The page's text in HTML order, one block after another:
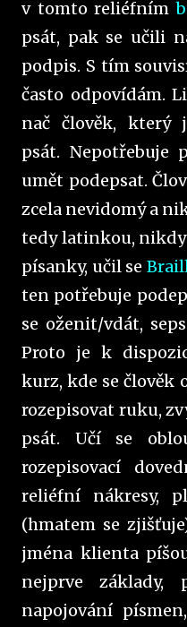
v tomto reliéfním
psát, pak se učili
podpis. S tím
často odpovídám.
nač člověk, který
psát. Nepotřebuje
umět podepsat.
zcela nevidomý a
tedy latinkou, nikdy
písanky, učil se
ten potřebuje
se oženit/vdát,
Proto je k
kurz, kde se člověk
rozepisovat ruku,
psát. Učí se
rozepisovací
reliéfní nákresy,
(hmatem se
jména klienta
nejprve základy,
napojování